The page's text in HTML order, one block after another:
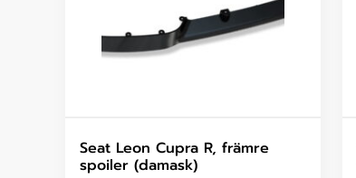
Seat Leon Cupra R, främre
spoiler (damask)